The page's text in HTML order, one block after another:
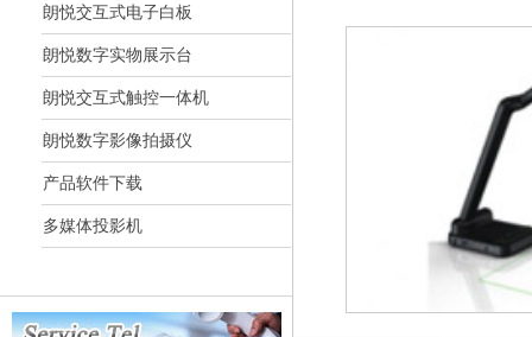
朗悦交互式电子白板
朗悦数字实物展示台
朗悦交互式触控一体机
朗悦数字影像拍摄仪
产品软件下载
多媒体投影机